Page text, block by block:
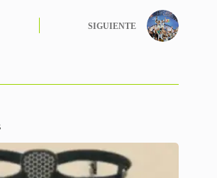
SIGUIENTE